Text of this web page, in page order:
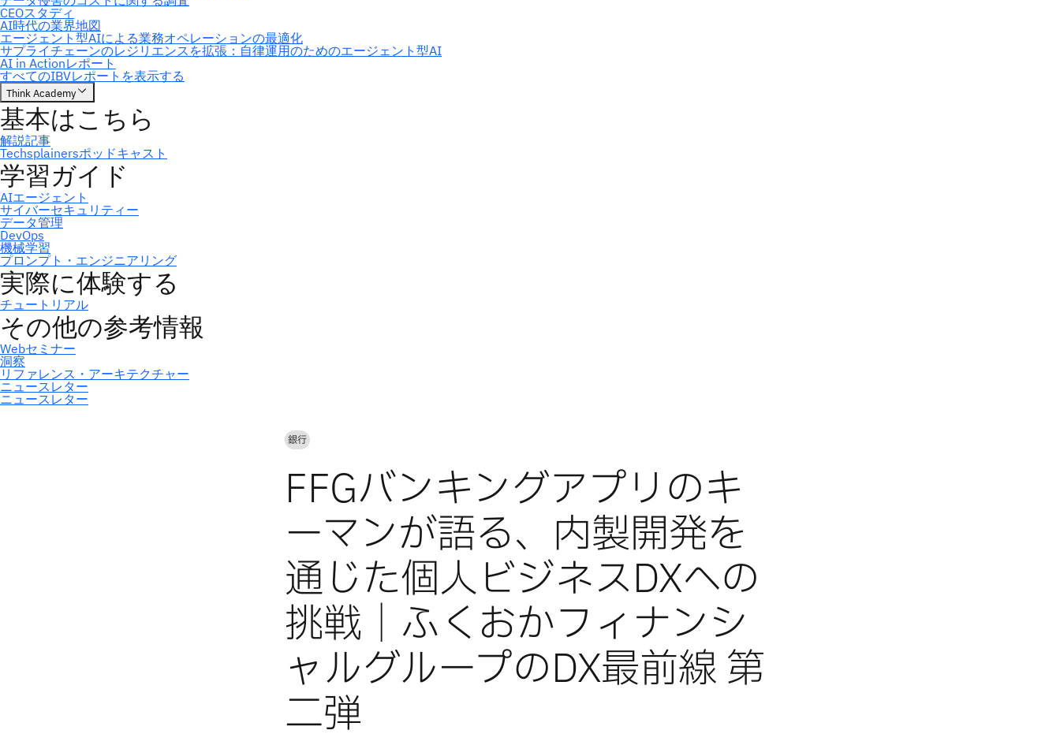
ニュースレター
銀行
FFGバンキングアプリのキ
ーマンが語る、内製開発を
通じた個人ビジネスDXへの
挑戦｜ふくおかフィナンシ
ャルグループのDX最前線 第
二弾